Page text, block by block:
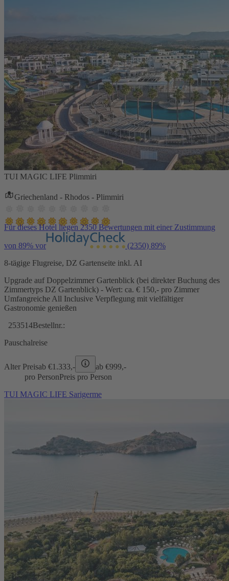
TUI MAGIC LIFE Plimmiri
Griechenland - Rhodos - Plimmiri
Für dieses Hotel liegen 2350 Bewertungen mit einer Zustimmung
von 89% vor (2350) 89%
8-tägige Flugreise, DZ Gartenseite inkl. AI
Upgrade auf Doppelzimmer Gartenblick (bei direkter Buchung des
Zimmertyps DZ Gartenblick) - Wert: ca. € 150,- pro Zimmer
Umfangreiche All Inclusive Verpflegung mit vielfältiger
Gastronomie genießen
253514Bestellnr.:
Pauschalreise
Alter Preisab €1.333,- ab €999,-
pro PersonPreis pro Person
TUI MAGIC LIFE Sarigerme